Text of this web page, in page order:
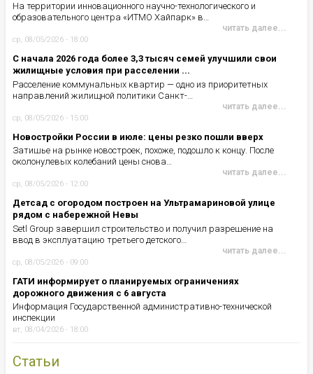
На территории инновационного научно-технологического и
образовательного центра «ИТМО Хайпарк» в…
читать далее...
ср, 08/05/2026 - 18:00
С начала 2026 года более 3,3 тысяч семей улучшили свои
жилищные условия при расселении ...
Расселение коммунальных квартир — одно из приоритетных
направлений жилищной политики Санкт-…
читать далее...
ср, 08/05/2026 - 15:00
Новостройки России в июле: цены резко пошли вверх
Затишье на рынке новостроек, похоже, подошло к концу. После
околонулевых колебаний цены снова…
читать далее...
ср, 08/05/2026 - 12:00
Детсад с огородом построен на Ультрамариновой улице
рядом с набережной Невы
Setl Group завершил строительство и получил разрешение на
ввод в эксплуатацию третьего детского…
читать далее...
ср, 08/05/2026 - 09:00
ГАТИ информирует о планируемых ограничениях
дорожного движения с 6 августа
Информация Государственной административно-технической
инспекции
вт, 08/04/2026 - 18:00
Статьи